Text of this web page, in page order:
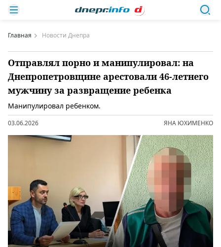
Главная Новости Днепра
Отправлял порно и манипулировал: на
Днепропетровщине арестовали 46-летнего
мужчину за развращение ребенка
Манипулировал ребенком.
03.06.2026 ЯНА ЮХИМЕНКО